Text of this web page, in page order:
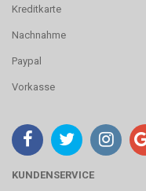
Kreditkarte
Nachnahme
Paypal
Vorkasse
KUNDENSERVICE